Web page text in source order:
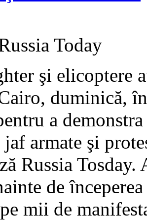
Today
şi elicoptere
duminică,
a
armate şi
Russia
de
mii de